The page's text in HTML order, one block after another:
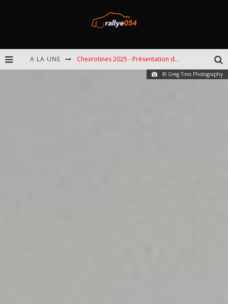
A LA UNE Chevrotines 2025 - Présentation de l'épreuve
EBR 2025 - Présentation de l'épreuve
© Greg Tims Photography